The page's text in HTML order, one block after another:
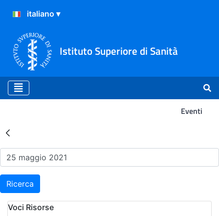
Istituto Superiore di Sanità
Eventi
Risultati della Ricerca -
Ricerca
Voci Risorse